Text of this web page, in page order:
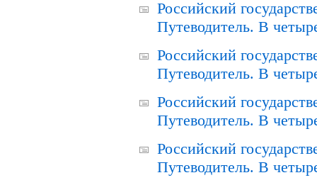
Российский
Путеводитель. В
Российский
Путеводитель. В
Российский
Путеводитель. В
Российский
Путеводитель. В